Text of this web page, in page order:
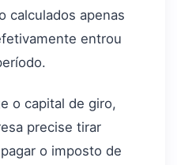
calculados apenas
entrou
o capital de giro,
precise tirar
o imposto de